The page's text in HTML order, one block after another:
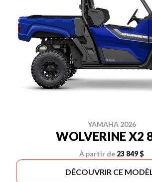
YAMAHA 2026
WOLVERINE X2
À partir de 23 849 $
DÉCOUVRIR CE